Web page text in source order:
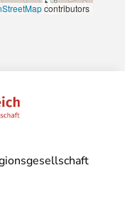
contributors